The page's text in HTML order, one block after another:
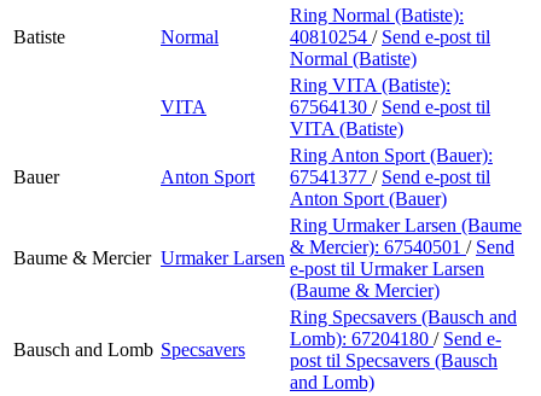
Batiste Normal
Ring Normal (Batiste):
40810254 / Send e-post til
Normal (Batiste)
VITA
Ring VITA (Batiste):
67564130 / Send e-post til
VITA (Batiste)
Bauer Anton Sport
Ring Anton Sport (Bauer):
67541377 / Send e-post til
Anton Sport (Bauer)
Baume & Mercier Urmaker Larsen
Ring Urmaker Larsen (Baume
& Mercier): 67540501 / Send
e-post til Urmaker Larsen
(Baume & Mercier)
Bausch and Lomb Specsavers
Ring Specsavers (Bausch and
Lomb): 67204180 / Send e-
post til Specsavers (Bausch
and Lomb)